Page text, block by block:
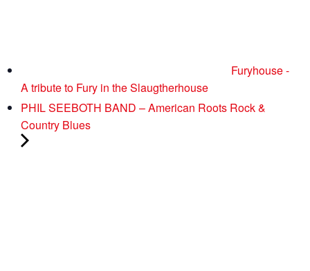
Furyhouse -
A tribute to Fury in the Slaugtherhouse
PHIL SEEBOTH BAND – American Roots Rock &
Country Blues